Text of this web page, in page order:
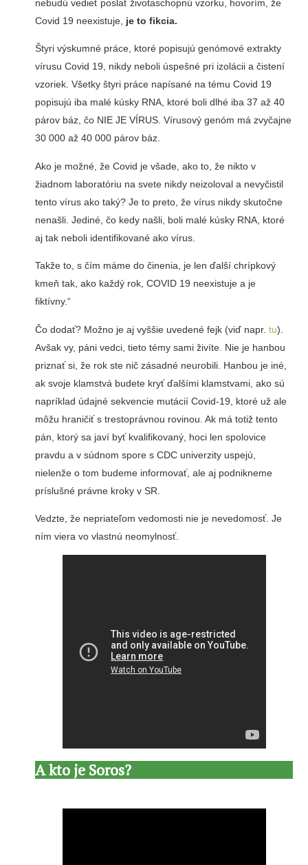
nebudú vedieť poslať životaschopnú vzorku, hovorím, že
Covid 19 neexistuje, je to fikcia.
Štyri výskumné práce, ktoré popisujú genómové extrakty
vírusu Covid 19, nikdy neboli úspešné pri izolácii a čistení
vzoriek. Všetky štyri práce napísané na tému Covid 19
popisujú iba malé kúsky RNA, ktoré boli dlhé iba 37 až 40
párov báz, čo NIE JE VÍRUS. Vírusový genóm má zvyčajne
30 000 až 40 000 párov báz.
Ako je možné, že Covid je všade, ako to, že nikto v
žiadnom laboratóriu na svete nikdy neizoloval a nevyčistil
tento vírus ako taký? Je to preto, že vírus nikdy skutočne
nenašli. Jediné, čo kedy našli, boli malé kúsky RNA, ktoré
aj tak neboli identifikované ako vírus.
Takže to, s čím máme do činenia, je len ďalší chrípkový
kmeň tak, ako každý rok, COVID 19 neexistuje a je
fiktívny.“
Čo dodať? Možno je aj vyššie uvedené fejk (viď napr. tu).
Avšak vy, páni vedci, tieto témy sami živíte. Nie je hanbou
priznať si, že rok ste nič zásadné neurobili. Hanbou je iné,
ak svoje klamstvá budete kryť ďalšími klamstvami, ako sú
napríklad údajné sekvencie mutácií Covid-19, ktoré už ale
môžu hraničiť s trestoprávnou rovinou. Ak má totiž tento
pán, ktorý sa javí byť kvalifikovaný, hoci len spolovice
pravdu a v súdnom spore s CDC univerzity uspejú,
nielenže o tom budeme informovať, ale aj podnikneme
príslušné právne kroky v SR.
Vedzte, že nepriateľom vedomosti nie je nevedomosť. Je
ním viera vo vlastnú neomylnosť.
A kto je Soros?